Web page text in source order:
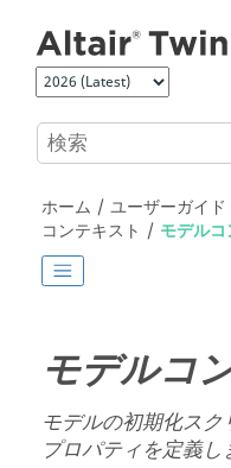
ホーム ユーザーガイド
コンテキスト
モデルコ
モデルコ
モデルの初期化スク
プロパティを定義し